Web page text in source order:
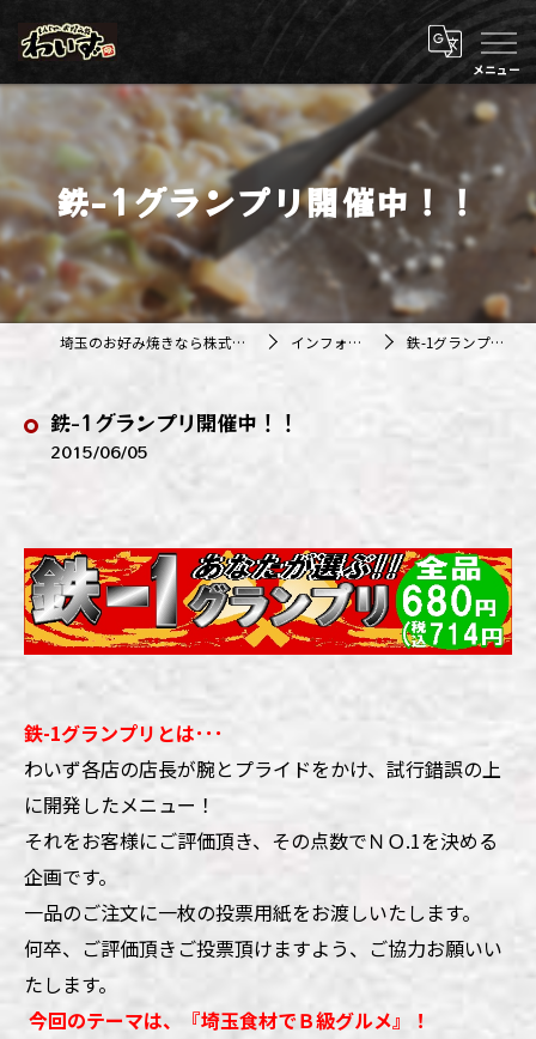
鉄-1グランプリ開催中！！
埼玉のお好み焼きなら株式会社アジルカンパニー インフォメーション 鉄-1グランプリ開催中！！
鉄-1グランプリ開催中！！
2015/06/05
鉄-1グランプリとは･･･
わいず各店の店長が腕とプライドをかけ、試行錯誤の上
に開発したメニュー！
それをお客様にご評価頂き、その点数でＮＯ.1を決める
企画です。
一品のご注文に一枚の投票用紙をお渡しいたします。
何卒、ご評価頂きご投票頂けますよう、ご協力お願いい
たします。
今回のテーマは、『埼玉食材でＢ級グルメ』！